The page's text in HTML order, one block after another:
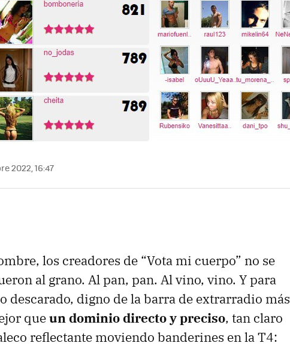
2022, 16:47
los creadores de “Vota mi cuerpo” no se
al grano. Al pan, pan. Al vino, vino. Y para
descarado, digno de la barra de extrarradio más
queun dominio directo y preciso, tan claro
reflectante moviendo banderines en la T4: